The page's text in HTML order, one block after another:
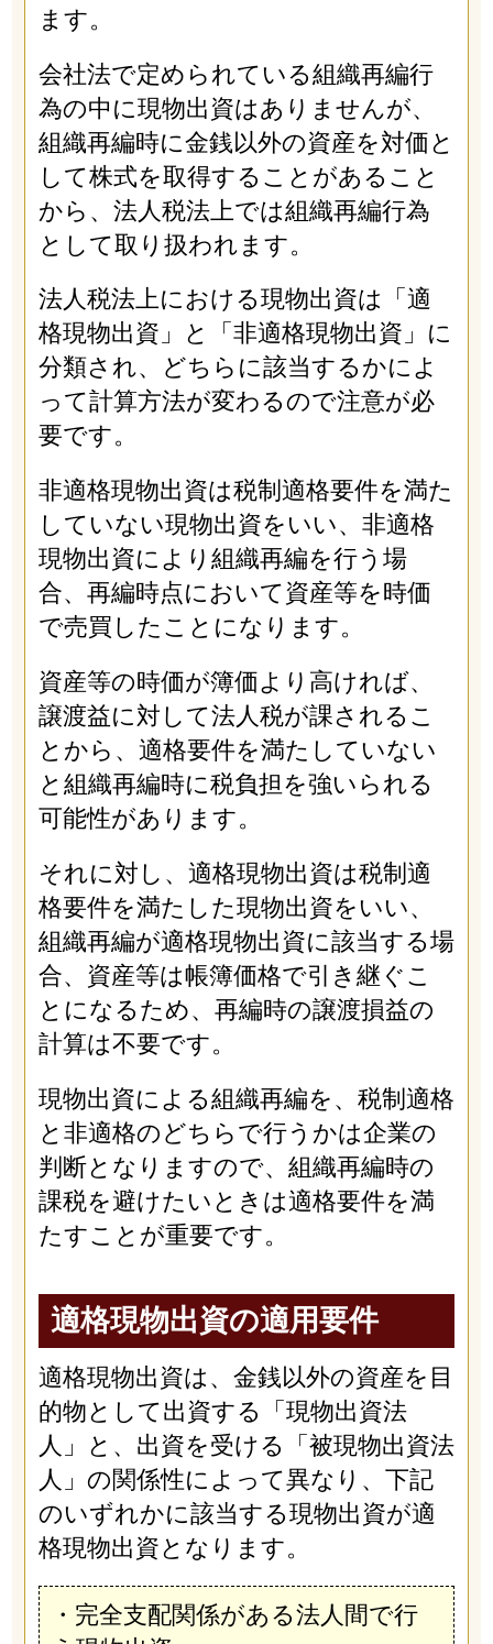
ます。
会社法で定められている組織再編行
為の中に現物出資はありませんが、
組織再編時に金銭以外の資産を対価と
して株式を取得することがあること
から、法人税法上では組織再編行為
として取り扱われます。
法人税法上における現物出資は「適
格現物出資」と「非適格現物出資」に
分類され、どちらに該当するかによ
って計算方法が変わるので注意が必
要です。
非適格現物出資は税制適格要件を満た
していない現物出資をいい、非適格
現物出資により組織再編を行う場
合、再編時点において資産等を時価
で売買したことになります。
資産等の時価が簿価より高ければ、
譲渡益に対して法人税が課されるこ
とから、適格要件を満たしていない
と組織再編時に税負担を強いられる
可能性があります。
それに対し、適格現物出資は税制適
格要件を満たした現物出資をいい、
組織再編が適格現物出資に該当する場
合、資産等は帳簿価格で引き継ぐこ
とになるため、再編時の譲渡損益の
計算は不要です。
現物出資による組織再編を、税制適格
と非適格のどちらで行うかは企業の
判断となりますので、組織再編時の
課税を避けたいときは適格要件を満
たすことが重要です。
適格現物出資の適用要件
適格現物出資は、金銭以外の資産を目
的物として出資する「現物出資法
人」と、出資を受ける「被現物出資法
人」の関係性によって異なり、下記
のいずれかに該当する現物出資が適
格現物出資となります。
・完全支配関係がある法人間で行